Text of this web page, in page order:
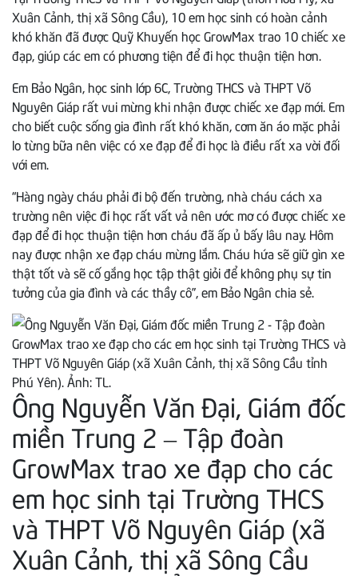
Xuân Cảnh, thị xã Sông Cầu), 10 em học sinh có hoàn cảnh
khó khăn đã được Quỹ Khuyến học GrowMax trao 10 chiếc xe
đạp, giúp các em có phương tiện để đi học thuận tiện hơn.
Em Bảo Ngân, học sinh lớp 6C, Trường THCS và THPT Võ
Nguyên Giáp rất vui mừng khi nhận được chiếc xe đạp mới. Em
cho biết cuộc sống gia đình rất khó khăn, cơm ăn áo mặc phải
lo từng bữa nên việc có xe đạp để đi học là điều rất xa vời đối
với em.
“Hàng ngày cháu phải đi bộ đến trường, nhà cháu cách xa
trường nên việc đi học rất vất vả nên ước mơ có được chiếc xe
đạp để đi học thuận tiện hơn cháu đã ấp ủ bấy lâu nay. Hôm
nay được nhận xe đạp cháu mừng lắm. Cháu hứa sẽ giữ gìn xe
thật tốt và sẽ cố gắng học tập thật giỏi để không phụ sự tin
tưởng của gia đình và các thầy cô”, em Bảo Ngân chia sẻ.
Ông Nguyễn Văn Đại, Giám đốc
miền Trung 2 – Tập đoàn
GrowMax trao xe đạp cho các
em học sinh tại Trường THCS
và THPT Võ Nguyên Giáp (xã
Xuân Cảnh, thị xã Sông Cầu